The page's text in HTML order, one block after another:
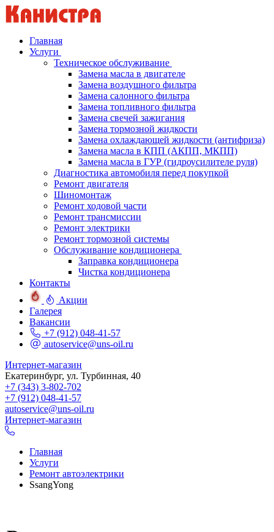
Главная
Услуги
Техническое обслуживание
Замена масла в двигателе
Замена воздушного фильтра
Замена салонного фильтра
Замена топливного фильтра
Замена свечей зажигания
Замена тормозной жидкости
Замена охлаждающей жидкости (антифриза)
Замена масла в КПП (АКПП, МКПП)
Замена масла в ГУР (гидроусилителе руля)
Диагностика автомобиля перед покупкой
Ремонт двигателя
Шиномонтаж
Ремонт ходовой части
Ремонт трансмиссии
Ремонт электрики
Ремонт тормозной системы
Обслуживание кондиционера
Заправка кондиционера
Чистка кондиционера
Контакты
Акции
Галерея
Вакансии
+7 (912) 048-41-57
autoservice@uns-oil.ru
Интернет-магазин
Екатеринбург, ул. Турбинная, 40
+7 (343) 3-802-702
+7 (912) 048-41-57
autoservice@uns-oil.ru
Интернет-магазин
Главная
Услуги
Ремонт автоэлектрики
SsangYong